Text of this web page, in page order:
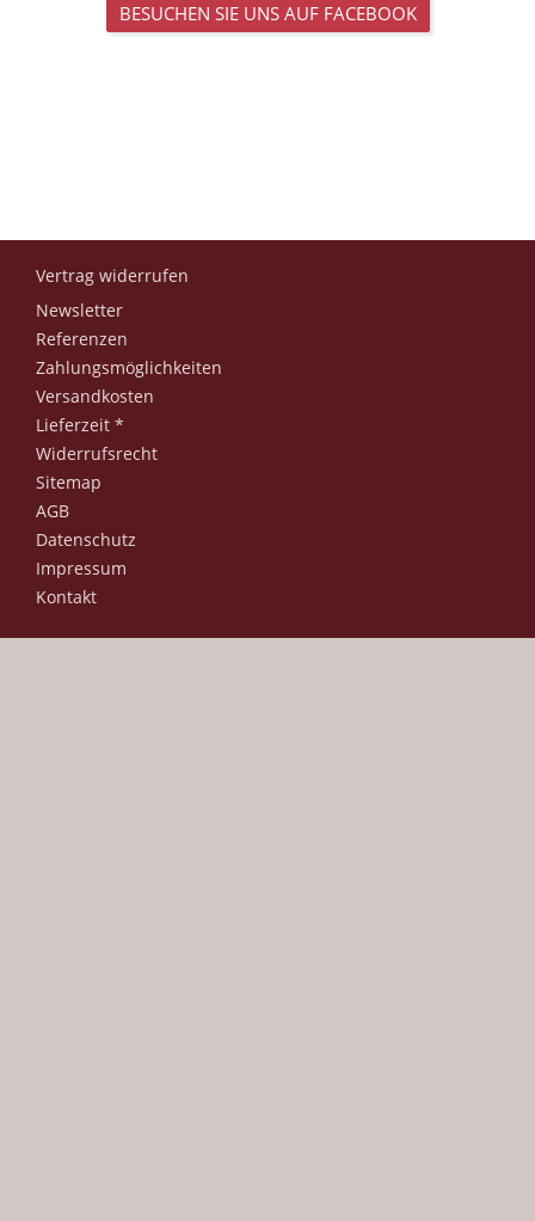
BESUCHEN SIE UNS AUF FACEBOOK
Vertrag widerrufen
Newsletter
Referenzen
Zahlungsmöglichkeiten
Versandkosten
Lieferzeit *
Widerrufsrecht
Sitemap
AGB
Datenschutz
Impressum
Kontakt